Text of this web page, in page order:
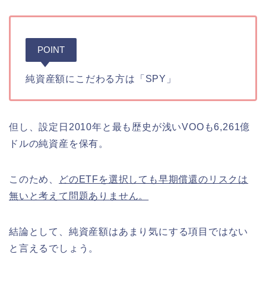
POINT
純資産額にこだわる方は「SPY」
但し、設定日2010年と最も歴史が浅いVOOも6,261億
ドルの純資産を保有。
このため、
どのETFを選択しても早期償還のリスクは
無いと考えて問題ありません。
結論として、純資産額はあまり気にする項目ではない
と言えるでしょう。